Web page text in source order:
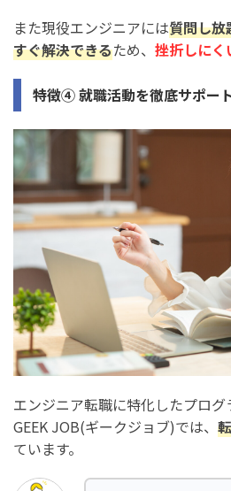
また現役エンジニアには質問し放
すぐ解決できるため、 挫折しにく
特徴④ 就職活動を徹底サポー
エンジニア転職に特化したプロ
GEEK JOB(ギークジョブ)では、
ています。